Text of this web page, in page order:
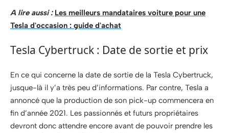
A lire aussi : Les meilleurs mandataires voiture pour une
Tesla d'occasion : guide d'achat
Tesla Cybertruck : Date de sortie et prix
En ce qui concerne la date de sortie de la Tesla Cybertruck,
jusque-là il y’a très peu d’informations. Par contre, Tesla a
annoncé que la production de son pick-up commencera en
fin d’année 2021. Les passionnés et futurs propriétaires
devront donc attendre encore avant de pouvoir prendre les